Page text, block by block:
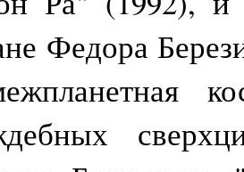
Федора